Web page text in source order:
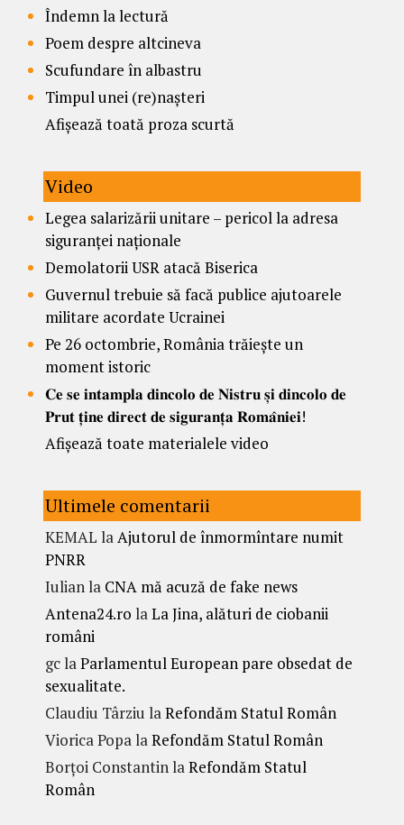
Îndemn la lectură
Poem despre altcineva
Scufundare în albastru
Timpul unei (re)nașteri
Afișează toată proza scurtă
Video
Legea salarizării unitare – pericol la adresa
siguranței naționale
Demolatorii USR atacă Biserica
Guvernul trebuie să facă publice ajutoarele
militare acordate Ucrainei
Pe 26 octombrie, România trăiește un
moment istoric
𝐂𝐞 𝐬𝐞 𝐢𝐧𝐭𝐚𝐦𝐩𝐥𝐚 𝐝𝐢𝐧𝐜𝐨𝐥𝐨 𝐝𝐞 𝐍𝐢𝐬𝐭𝐫𝐮 𝐬̦𝐢 𝐝𝐢𝐧𝐜𝐨𝐥𝐨 𝐝𝐞
𝐏𝐫𝐮𝐭 𝐭̦𝐢𝐧𝐞 𝐝𝐢𝐫𝐞𝐜𝐭 𝐝𝐞 𝐬𝐢𝐠𝐮𝐫𝐚𝐧𝐭̦𝐚 𝐑𝐨𝐦𝐚̂𝐧𝐢𝐞𝐢!
Afișează toate materialele video
Ultimele comentarii
KEMAL laAjutorul de înmormîntare numit
PNRR
Iulianla CNA mă acuză de fake news
Antena24.ro laLa Jina, alături de ciobanii
români
gclaParlamentul European pare obsedat de
sexualitate.
Claudiu Târziu laRefondăm Statul Român
Viorica PopalaRefondăm Statul Român
Borțoi ConstantinlaRefondăm Statul
Român